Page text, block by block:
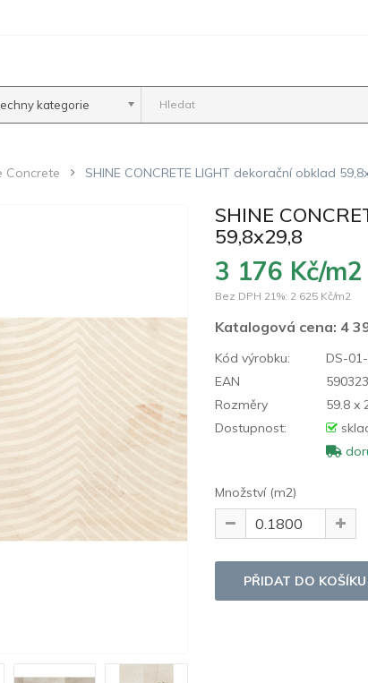
kategorie
Concrete SHINE CONCRETE LIGHT dekorační obklad
SHINE
59,8x29,8
3 176 Kč/m2
Bez DPH 21%: 2 625 Kč/m2
Katalogová cena: 4
Kód výrobku:
DS-
EAN
Rozměry
59.8 x
Dostupnost:
Množství (m2)